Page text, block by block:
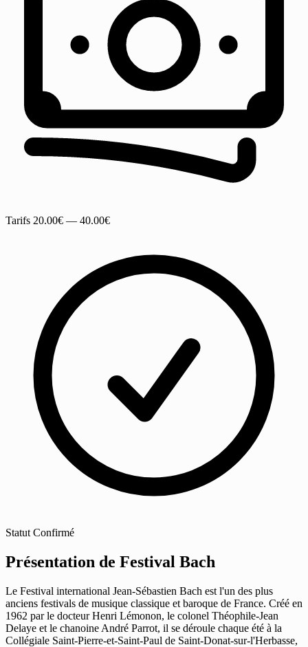
Tarifs 20.00€ — 40.00€
Statut Confirmé
Présentation de Festival Bach
Le Festival international Jean-Sébastien Bach est l'un des plus
anciens festivals de musique classique et baroque de France. Créé en
1962 par le docteur Henri Lémonon, le colonel Théophile-Jean
Delaye et le chanoine André Parrot, il se déroule chaque été à la
Collégiale Saint-Pierre-et-Saint-Paul de Saint-Donat-sur-l'Herbasse,